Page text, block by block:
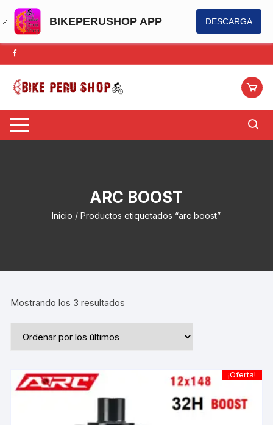
BIKEPERUSHOP APP DESCARGA
Saltar
al
contenido
ARC BOOST
Inicio / Productos etiquetados “arc boost”
Mostrando los 3 resultados
¡Oferta!